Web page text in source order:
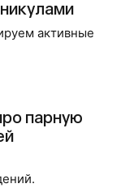
активные
парную